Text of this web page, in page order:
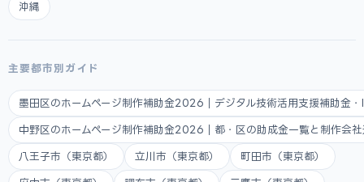
沖縄
主要都市別ガイド
墨田区のホームページ制作補助金2026｜デジタル技術活用支援補助金
中野区のホームページ制作補助金2026｜都・区の助成金一覧と制作会
八王子市（東京都） 立川市（東京都） 町田市（東京都）